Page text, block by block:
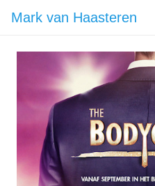
Mark van Haasteren